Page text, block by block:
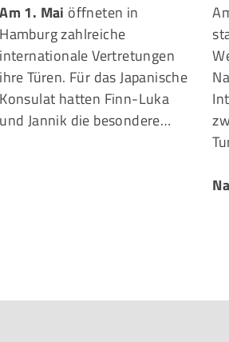
Am 1. Mai öffneten in
Hamburg zahlreiche
internationale Vertretungen
ihre Türen. Für das Japanische
Konsulat hatten Finn-Luka
und Jannik die besondere…